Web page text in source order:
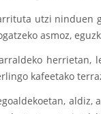
utzi ninduen
asmoz,
herrietan,
kafeetako